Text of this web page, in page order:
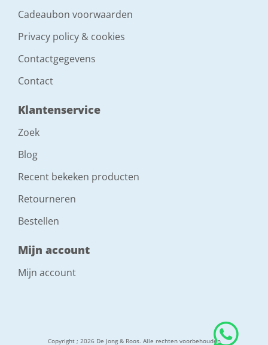
Cadeaubon voorwaarden
Privacy policy & cookies
Contactgegevens
Contact
Klantenservice
Zoek
Blog
Recent bekeken producten
Retourneren
Bestellen
Mijn account
Mijn account
Copyright ; 2026 De Jong & Roos. Alle rechten voorbehouden